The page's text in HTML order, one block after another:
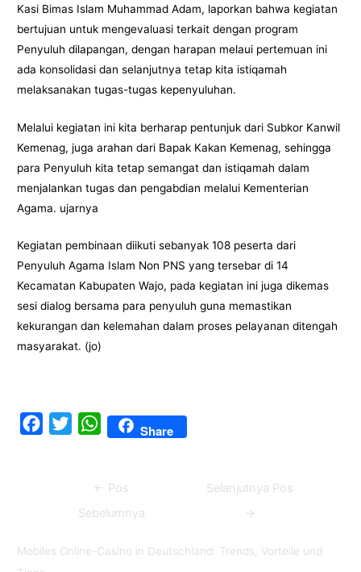
Kasi Bimas Islam Muhammad Adam, laporkan bahwa kegiatan
bertujuan untuk mengevaluasi terkait dengan program
Penyuluh dilapangan, dengan harapan melaui pertemuan ini
ada konsolidasi dan selanjutnya tetap kita istiqamah
melaksanakan tugas-tugas kepenyuluhan.
Melalui kegiatan ini kita berharap pentunjuk dari Subkor Kanwil
Kemenag, juga arahan dari Bapak Kakan Kemenag, sehingga
para Penyuluh kita tetap semangat dan istiqamah dalam
menjalankan tugas dan pengabdian melalui Kementerian
Agama. ujarnya
Kegiatan pembinaan diikuti sebanyak 108 peserta dari
Penyuluh Agama Islam Non PNS yang tersebar di 14
Kecamatan Kabupaten Wajo, pada kegiatan ini juga dikemas
sesi dialog bersama para penyuluh guna memastikan
kekurangan dan kelemahan dalam proses pelayanan ditengah
masyarakat. (jo)
o
r
t
s
p
Share
Navigasi
← Pos
Sebelumnya
Selanjutnya Pos
→
Mobiles Online-Casino in Deutschland: Trends, Vorteile und